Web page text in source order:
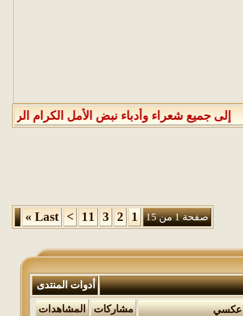
صفحة 1 من 15 1
2
3
11
>
Last
»
أدوات المنتدى
مشاركات المشاهدات